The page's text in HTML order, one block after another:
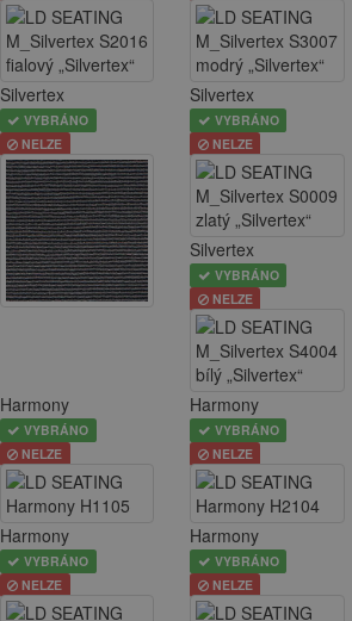
Silvertex
VYBRÁNO
NELZE
Silvertex
VYBRÁNO
NELZE
Silvertex
VYBRÁNO
NELZE
Harmony
VYBRÁNO
NELZE
Harmony
VYBRÁNO
NELZE
Harmony
VYBRÁNO
NELZE
Harmony
VYBRÁNO
NELZE